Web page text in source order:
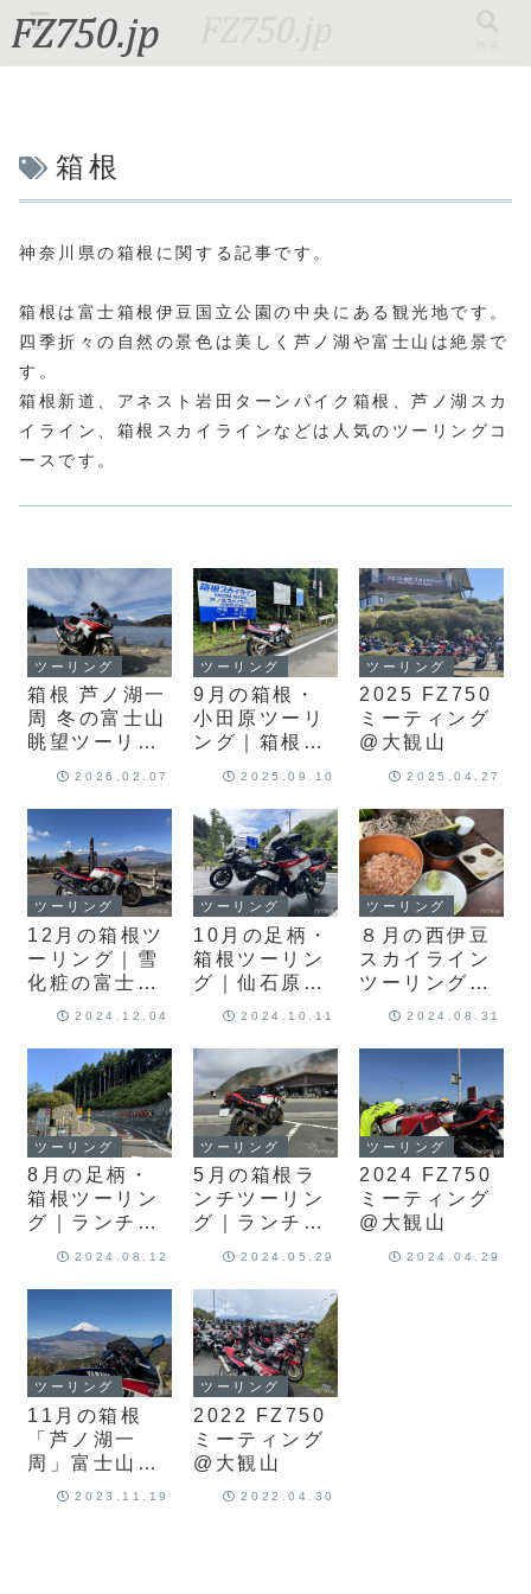
箱根
神奈川県の箱根に関する記事です。
箱根は富士箱根伊豆国立公園の中央にある観光地です。
四季折々の自然の景色は美しく芦ノ湖や富士山は絶景で
す。
箱根新道、アネスト岩田ターンパイク箱根、芦ノ湖スカ
イライン、箱根スカイラインなどは人気のツーリングコ
ースです。
ツーリング
箱根 芦ノ湖一
周 冬の富士山
眺望ツーリン
グ｜ランチは
ラインレスト
ハウスレイク
ビュー
2026.02.07
ツーリング
9月の箱根・
小田原ツーリ
ング｜箱根の
ワインディン
アジフライ定
食を堪能しま
した！
2025.09.10
ツーリング
2025 FZ750
ミーティング
@大観山
2025.04.27
ツーリング
12月の箱根ツ
ーリング｜雪
化粧の富士山
と紅葉を満
湖亭でカレー
です！
2024.12.04
ツーリング
10月の足柄・
箱根ツーリン
グ｜仙石原す
すき草原を眺
ング中にLED
バルブ交換！
2024.10.11
ツーリング
８月の西伊豆
スカイライン
ツーリング｜
ランチは「か
び丼、旧天城
トンネルも走
ってみまし
た！
2024.08.31
ツーリング
8月の足柄・
箱根ツーリン
グ｜ランチは
「足柄古道万
はこね金太郎
ラインを走り
ます！
2024.08.12
ツーリング
5月の箱根ラ
ンチツーリン
グ｜ランチは
「大涌谷駅食
レーを味わい
ます！
2024.05.29
ツーリング
2024 FZ750
ミーティング
@大観山
2024.04.29
ツーリング
11月の箱根
「芦ノ湖一
周」富士山眺
望ツーリング
2023.11.19
ツーリング
2022 FZ750
ミーティング
@大観山
2022.04.30
メニュー